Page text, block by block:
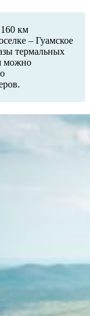
км
– Гуамское
термальных
можно